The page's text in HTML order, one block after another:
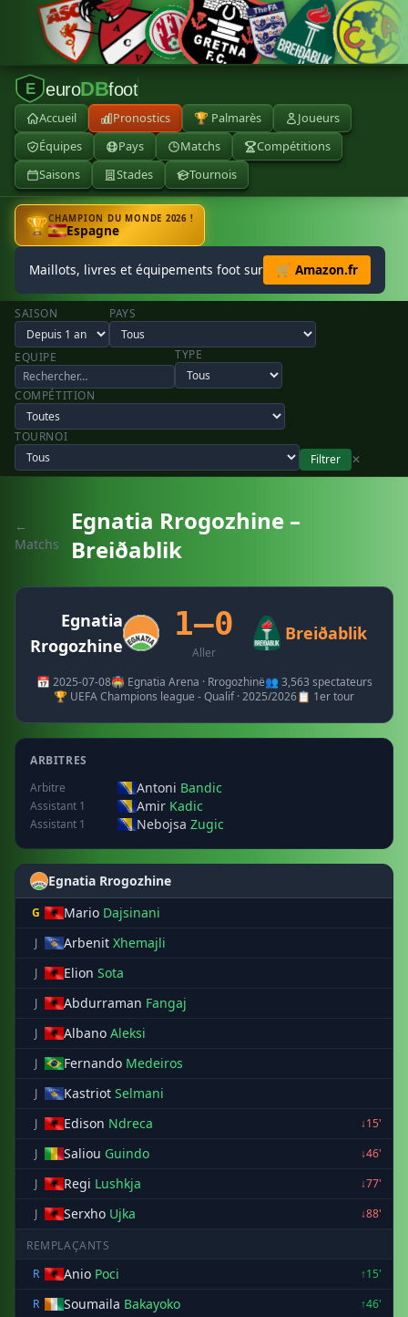
E euroDBfoot
Accueil Pronostics 🏆 Palmarès
Joueurs
Équipes
Pays Matchs
Compétitions
Saisons
Stades Tournois
🏆CHAMPION DU MONDE 2026 !
Espagne
Maillots, livres et équipements foot sur 🛒 Amazon.fr
SAISON PAYS
EQUIPE TYPE
COMPÉTITION
TOURNOI
Filtrer
✕
←
Matchs
Egnatia Rrogozhine –
Breiðablik
Egnatia
Rrogozhine
1–0
Aller
Breiðablik
📅 2025-07-08🏟️ Egnatia Arena · Rrogozhinë👥 3,563 spectateurs
🏆 UEFA Champions league - Qualif · 2025/2026📋 1er tour
ARBITRES
Arbitre
Antoni Bandic
Assistant 1 Amir Kadic
Assistant 1 Nebojsa Zugic
Egnatia Rrogozhine
G Mario Dajsinani
J Arbenit Xhemajli
J Elion Sota
J Abdurraman Fangaj
J Albano Aleksi
J Fernando Medeiros
J Kastriot Selmani
J Edison Ndreca
↓15'
J
Saliou Guindo
↓46'
J
Regi Lushkja
↓77'
J
Serxho Ujka ↓88'
REMPLAÇANTS
R
Anio Poci
↑15'
R
Soumaila Bakayoko
↑46'